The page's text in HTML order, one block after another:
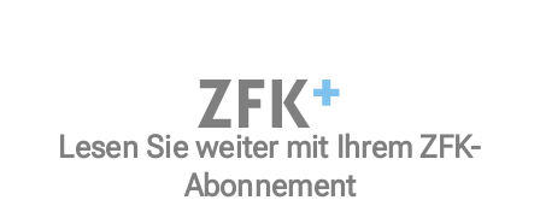
Lesen Sie weiter mit Ihrem ZFK-
Abonnement